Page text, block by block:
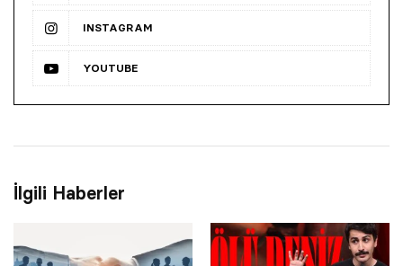
INSTAGRAM
YOUTUBE
İlgili Haberler